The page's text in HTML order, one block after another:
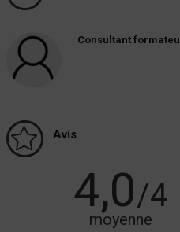
Consultant
Avis
4,0/4
moyenne